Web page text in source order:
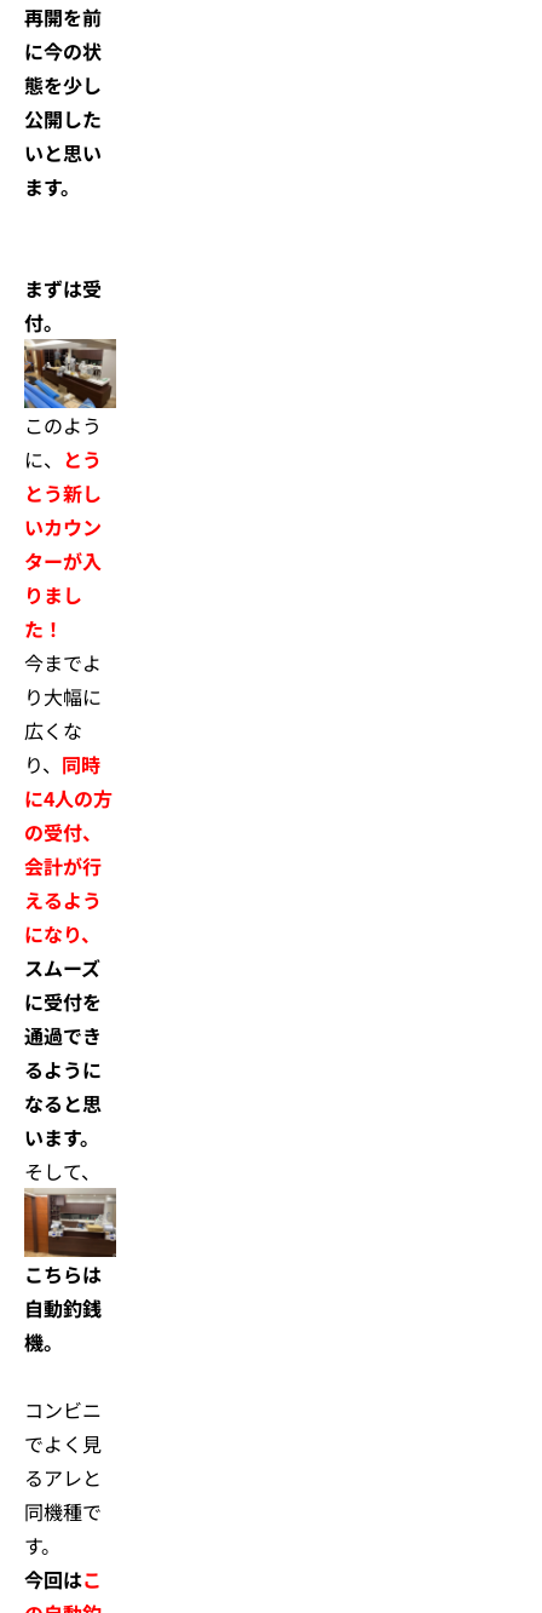
再開を前
に今の状
態を少し
公開した
いと思い
ます。
まずは受
付。
このよう
に、 とう
とう新し
いカウン
ターが入
りまし
た！
今までよ
り大幅に
広くな
り、 同時
に4人の方
の受付、
会計が行
えるよう
になり、
スムーズ
に受付を
通過でき
るように
なると思
います。
そして、
こちらは
自動釣銭
機。
コンビニ
でよく見
るアレと
同機種で
す。
今回はこ